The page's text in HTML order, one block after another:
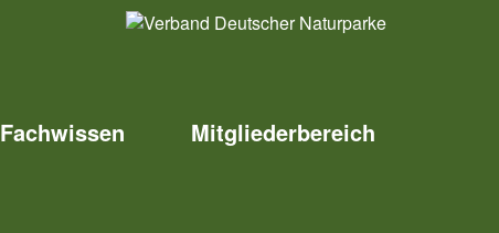
Fachwissen Mitgliederbereich